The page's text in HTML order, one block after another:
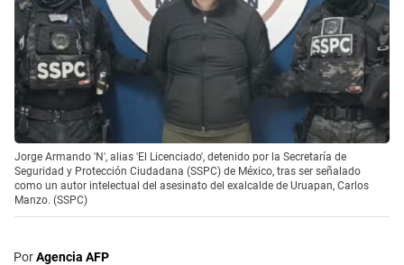
Jorge Armando 'N', alias 'El Licenciado', detenido por la Secretaría de
Seguridad y Protección Ciudadana (SSPC) de México, tras ser señalado
como un autor intelectual del asesinato del exalcalde de Uruapan, Carlos
Manzo. (SSPC)
PorAgencia AFP